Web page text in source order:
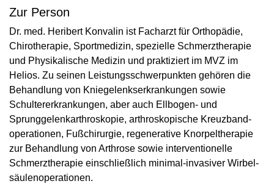
Zur Person
Dr. med. Heribert Konvalin ist Facharzt für Orthopädie,
Chirotherapie, Sport­medizin, spezielle Schmerztherapie
und Physikalische Medizin und praktiziert im MVZ im
Helios. Zu seinen Leistungsschwerpunkten gehören die
Behandlung von Kniegelenkserkrankungen sowie
Schultererkrankungen, aber auch Ellbogen- und
Sprunggelenkarthroskopie, arthroskopische Kreuzband­
operationen, Fußchirurgie, regenerative Knorpeltherapie
zur Behandlung von Arthrose sowie interven­tionelle
Schmerztherapie einschließlich minimal-invasiver Wirbel­
säulenoperationen.